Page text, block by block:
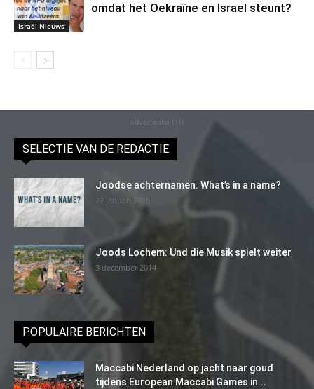
Israël Nieuws
omdat het Oekraïne en Israel steunt?
Advertentie (11)
SELECTIE VAN DE REDACTIE
Joodse achternamen. What’s in a name?
22 januari 2016
Joods Lochem: Und die Musik spielt weiter
3 december 2014
POPULAIRE BERICHTEN
Maccabi Nederland op jacht naar goud
tijdens European Maccabi Games in...